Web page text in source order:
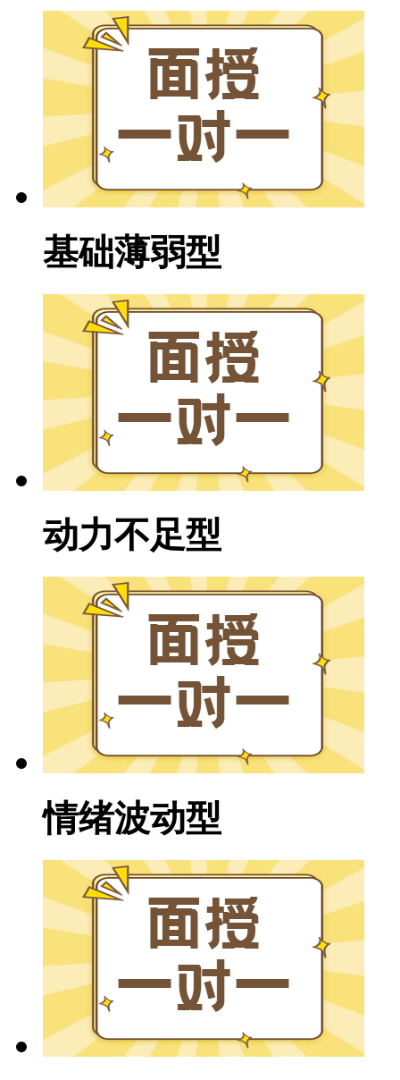
基础薄弱型
动力不足型
情绪波动型